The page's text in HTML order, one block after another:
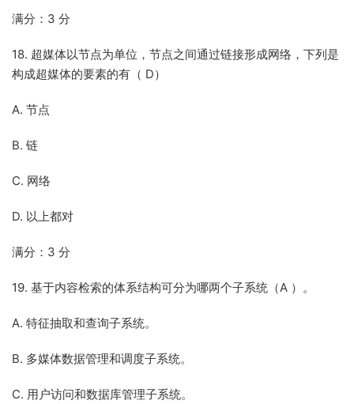
满分：3 分
18. 超媒体以节点为单位，节点之间通过链接形成网络，下列是
构成超媒体的要素的有（ D）
A. 节点
B. 链
C. 网络
D. 以上都对
满分：3 分
19. 基于内容检索的体系结构可分为哪两个子系统（A ）。
A. 特征抽取和查询子系统。
B. 多媒体数据管理和调度子系统。
C. 用户访问和数据库管理子系统。